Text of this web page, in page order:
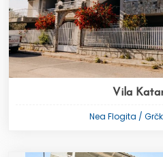
Vila
Nea Flogita /